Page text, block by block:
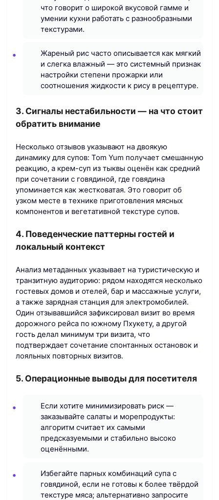
что говорит о широкой вкусовой гамме и
умении кухни работать с разнообразными
текстурами.
Жареный рис часто описывается как мягкий
и слегка влажный — это системный признак
настройки степени прожарки или
соотношения жидкости к рису в рецептуре.
3. Сигналы нестабильности — на что стоит
обратить внимание
Несколько отзывов указывают на двоякую
динамику для супов: Tom Yum получает смешанную
реакцию, а крем-суп из тыквы оценён как средний
при сочетании с говядиной, где говядина
упоминается как жестковатая. Это говорит об
узком месте в технике приготовления мясных
компонентов и вегетативной текстуре супов.
4. Поведенческие паттерны гостей и
локальный контекст
Анализ метаданных указывает на туристическую и
транзитную аудиторию: рядом находятся несколько
гостевых домов и отелей, бар и массажные услуги,
а также зарядная станция для электромобилей.
Один отзывавшийся зафиксировал визит во время
дорожного рейса по южному Пхукету, а другой
гость делал минимум три визита, что
подтверждает сочетание спонтанных остановок и
лояльных повторных визитов.
5. Операционные выводы для посетителя
Если хотите минимизировать риск —
заказывайте салаты и морепродукты:
алгоритм считает их самыми
предсказуемыми и стабильно высоко
оценёнными.
Избегайте парных комбинаций супа с
говядиной, если не готовы к более твёрдой
текстуре мяса; альтернативно запросите